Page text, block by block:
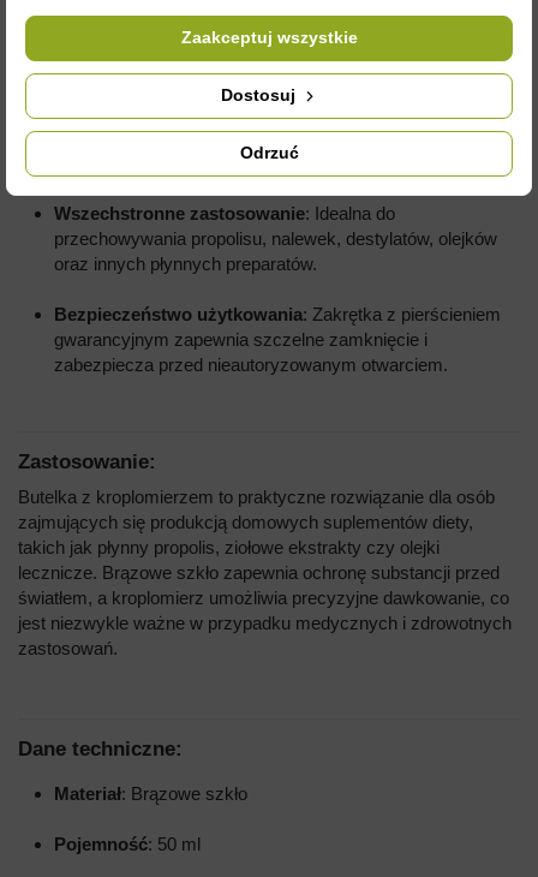
na światło, takich jak propolis, olejki eteryczne czy
Precyzyjne dozowanie
: Kroplomierz wewnętrzny
zawartości, co sprawdza się w zastosowaniach
medycznych i farmaceutycznych.
Wszechstronne zastosowanie: Idealna do
przechowywania propolisu, nalewek, destylatów, olejków
oraz innych płynnych preparatów.
Bezpieczeństwo użytkowania: Zakrętka z pierścieniem
gwarancyjnym zapewnia szczelne zamknięcie i
zabezpiecza przed nieautoryzowanym otwarciem.
Zastosowanie:
Butelka z kroplomierzem to praktyczne rozwiązanie dla osób
zajmujących się produkcją domowych suplementów diety,
takich jak płynny propolis, ziołowe ekstrakty czy olejki
lecznicze. Brązowe szkło zapewnia ochronę substancji przed
światłem, a kroplomierz umożliwia precyzyjne dawkowanie, co
jest niezwykle ważne w przypadku medycznych i zdrowotnych
zastosowań.
Dane techniczne:
Materiał: Brązowe szkło
Pojemność: 50 ml
Odrzuć
Dostosuj
Zaakceptuj wszystkie